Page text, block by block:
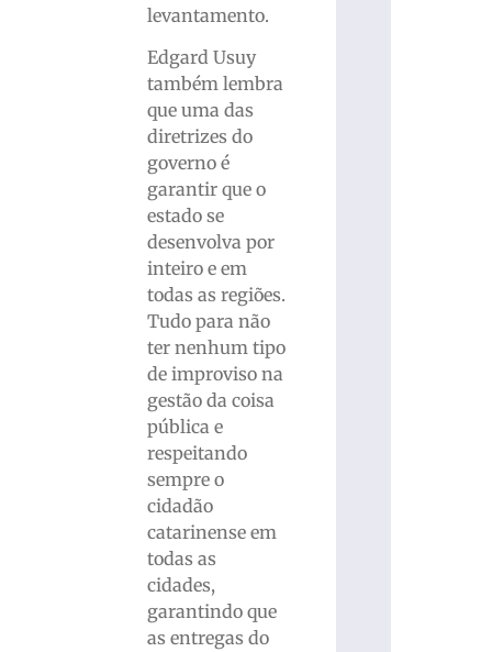
levantamento.
Edgard Usuy
também lembra
que uma das
diretrizes do
governo é
garantir que o
estado se
desenvolva por
inteiro e em
todas as regiões.
Tudo para não
ter nenhum tipo
de improviso na
gestão da coisa
pública e
respeitando
sempre o
cidadão
catarinense em
todas as
cidades,
garantindo que
as entregas do